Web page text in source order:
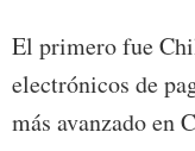
El primero fue
electrónicos de
más avanzado en